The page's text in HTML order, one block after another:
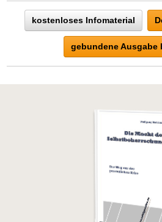
kostenloses Infomaterial
gebundene Ausgabe